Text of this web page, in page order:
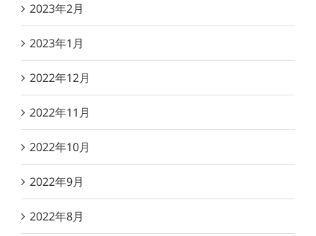
2023年2月
2023年1月
2022年12月
2022年11月
2022年10月
2022年9月
2022年8月